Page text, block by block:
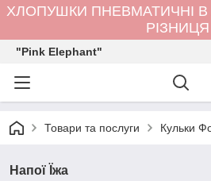
ХЛОПУШКИ ПНЕВМАТИЧНІ
РІЗНИЦЯ
"Pink Elephant"
Товари та послуги Кульки
Напої Їжа